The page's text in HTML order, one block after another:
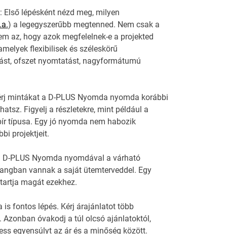
: Első lépésként nézd meg, milyen
) a legegyszerűbb megtenned. Nem csak a
az, hogy azok megfelelnek-e a projekted
flexibilisek és széleskörű
ofszet nyomtatást, nagyformátumú
mintákat a D-PLUS Nyomda nyomda korábbi
Figyelj a részletekre, mint például a
típusa. Egy jó nyomda nem habozik
projektjeit.
PLUS Nyomda nyomdával a várható
vannak a saját ütemterveddel. Egy
magát ezekhez.
is fontos lépés. Kérj árajánlatot több
óvakodj a túl olcsó ajánlatoktól,
egyensúlyt az ár és a minőség között.